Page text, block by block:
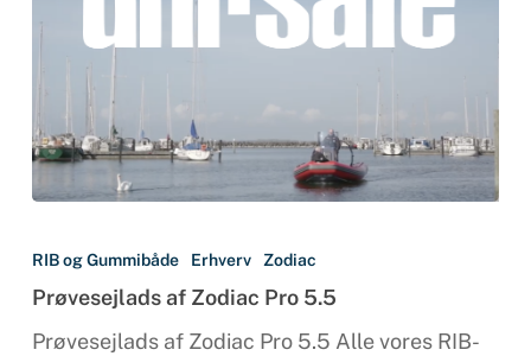
Zodiac
Pro
5.5
RIB og Gummibåde Erhverv Zodiac
Prøvesejlads af Zodiac Pro 5.5
Prøvesejlads af Zodiac Pro 5.5 Alle vores RIB-